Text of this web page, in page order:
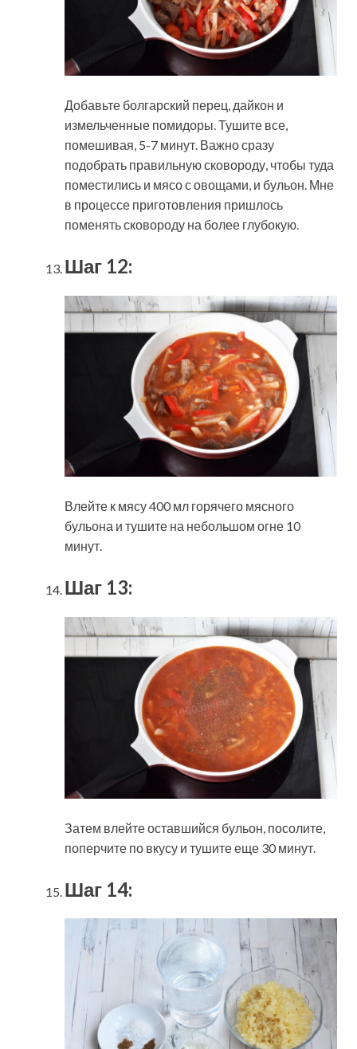
Добавьте болгарский перец, дайкон и
измельченные помидоры. Тушите все,
помешивая, 5-7 минут. Важно сразу
подобрать правильную сковороду, чтобы туда
поместились и мясо с овощами, и бульон. Мне
в процессе приготовления пришлось
поменять сковороду на более глубокую.
Шаг 12:
Влейте к мясу 400 мл горячего мясного
бульона и тушите на небольшом огне 10
минут.
Шаг 13:
Затем влейте оставшийся бульон, посолите,
поперчите по вкусу и тушите еще 30 минут.
Шаг 14: